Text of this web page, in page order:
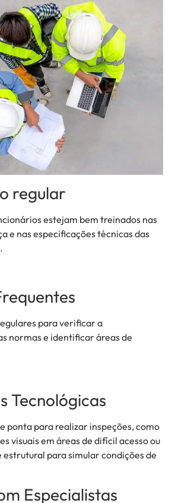
regular
estejam bem treinados nas
e nas especificações técnicas das
para verificar a
normas e identificar áreas de
Tecnológicas
ponta para realizar inspeções, como
visuais em áreas de difícil acesso ou
para simular condições de
Especialistas